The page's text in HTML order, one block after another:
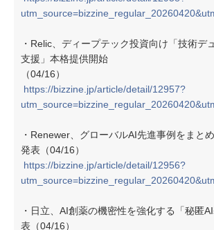
・Relic、ディープテック投資向け「技術デ
支援」本格提供開始
（04/16）
https://bizzine.jp/article/detail/12957?
・Renewer、グローバルAI先進事例をまと
発表（04/16）
https://bizzine.jp/article/detail/12956?
・日立、AI創薬の機密性を強化する「秘匿
表（04/16）